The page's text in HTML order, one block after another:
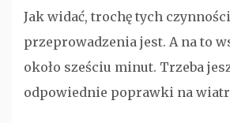
Jak widać, trochę tych
przeprowadzenia jest. A na to
około sześciu minut. Trzeba
odpowiednie poprawki na